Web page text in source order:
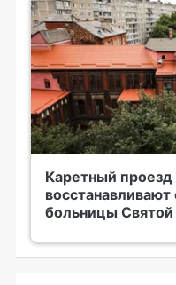
Каретный проезд
восстанавливают
больницы